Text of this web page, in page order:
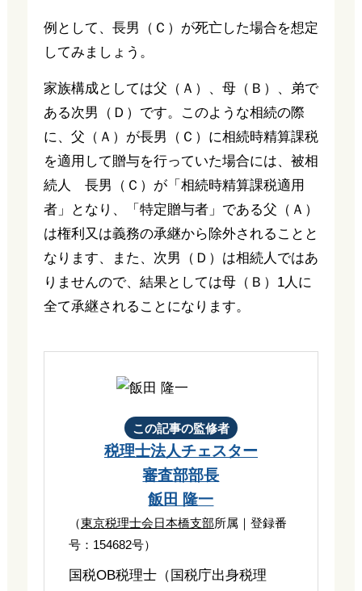
例として、長男（Ｃ）が死亡した場合を想定
してみましょう。
家族構成としては父（Ａ）、母（Ｂ）、弟で
ある次男（Ｄ）です。このような相続の際
に、父（Ａ）が長男（Ｃ）に相続時精算課税
を適用して贈与を行っていた場合には、被相
続人 長男（Ｃ）が「相続時精算課税適用
者」となり、「特定贈与者」である父（Ａ）
は権利又は義務の承継から除外されることと
なります、また、次男（Ｄ）は相続人ではあ
りませんので、結果としては母（Ｂ）1人に
全て承継されることになります。
この記事の監修者
税理士法人チェスター
審査部部長
飯田 隆一
（東京税理士会日本橋支部所属｜登録番
号：154682号）
国税OB税理士（国税庁出身税理